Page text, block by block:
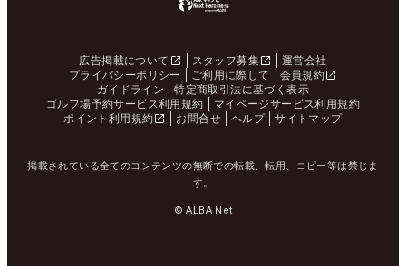
広告掲載について スタッフ募集
運営会社
プライバシーポリシー
ご利用に際して
会員規約
ガイドライン
特定商取引法に基づく表示
ゴルフ場予約サービス利用規約
マイページサービス利用規約
ポイント利用規約
お問合せ ヘルプ サイトマップ
掲載されている全てのコンテンツの無断での転載、転用、コピー等は禁じま
す。
© ALBA Net